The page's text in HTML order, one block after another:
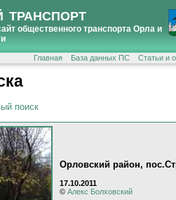
ТРАНСПОРТ
общественного транспорта Орла и
Главная База данных ПС Статьи и
поиск
Орловский район,
17.10.2011
© Алекс Болховский